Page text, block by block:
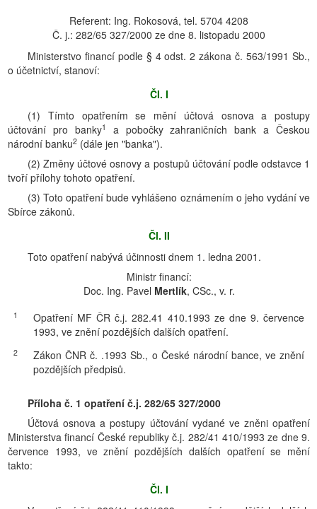
Referent: Ing. Rokosová, tel. 5704 4208
Č. j.: 282/65 327/2000 ze dne 8. listopadu 2000
Ministerstvo financí podle § 4 odst. 2 zákona č. 563/1991 Sb.,
o účetnictví, stanoví:
ČI. I
(1) Tímto opatřením se mění účtová osnova a postupy
účtování pro banky1
a pobočky zahraničních bank a Českou
národní banku2 (dále jen "banka").
(2) Změny účtové osnovy a postupů účtování podle odstavce 1
tvoří přílohy tohoto opatření.
(3) Toto opatření bude vyhlášeno oznámením o jeho vydání ve
Sbírce zákonů.
Čl. II
Toto opatření nabývá účinnosti dnem 1. ledna 2001.
Ministr financí:
Doc. Ing. Pavel Mertlík, CSc., v. r.
1
Opatření MF ČR č.j. 282.41 410.1993 ze dne 9. července
1993, ve znění pozdějších dalších opatření.
2
Zákon ČNR č. .1993 Sb., o České národní bance, ve znění
pozdějších předpisů.
Příloha č. 1 opatření č.j. 282/65 327/2000
Účtová osnova a postupy účtování vydané ve zněni opatření
Ministerstva financí České republiky č.j. 282/41 410/1993 ze dne 9.
července 1993, ve znění pozdějších dalších opatření se mění
takto:
Čl. I